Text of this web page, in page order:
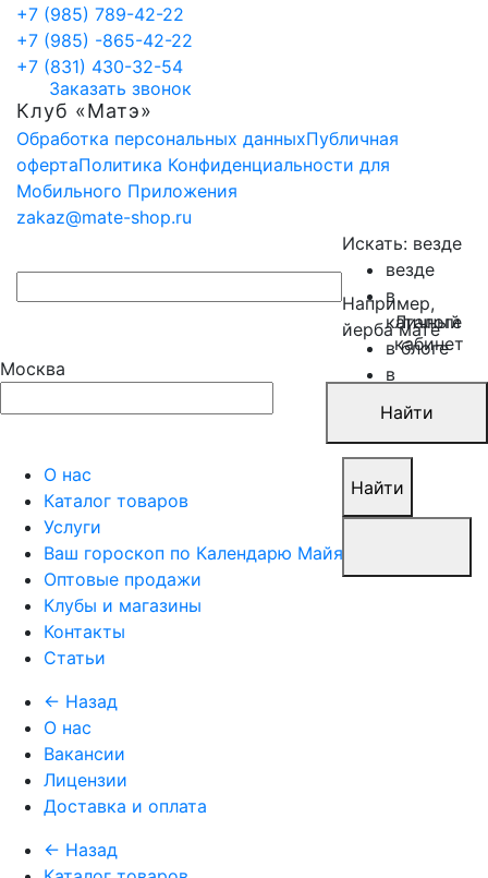
+7 (985) 789-42-22
+7 (985) -865-42-22
+7 (831) 430-32-54
Заказать звонок
Клуб «Матэ»
Обработка персональных данныхПубличная
офертаПолитика Конфиденциальности для
Мобильного Приложения
zakaz@mate-shop.ru
Искать: везде
везде
в
каталоге
в блоге
в
новостях
в акциях
Найти
Например,
йерба мате
Личный
кабинет
Москва
Найти
О нас
Каталог товаров
Услуги
Ваш гороскоп по Календарю Майя
Оптовые продажи
Клубы и магазины
Контакты
Статьи
← Назад
О нас
Вакансии
Лицензии
Доставка и оплата
← Назад